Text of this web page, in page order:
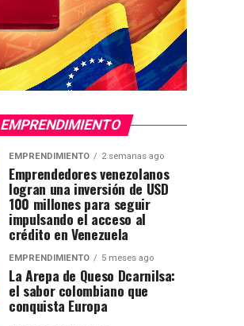
EMPRENDIMIENTO
EMPRENDIMIENTO 2 semanas ago
Emprendedores venezolanos
logran una inversión de USD
100 millones para seguir
impulsando el acceso al
crédito en Venezuela
EMPRENDIMIENTO 5 meses ago
La Arepa de Queso Dcarnilsa:
el sabor colombiano que
conquista Europa